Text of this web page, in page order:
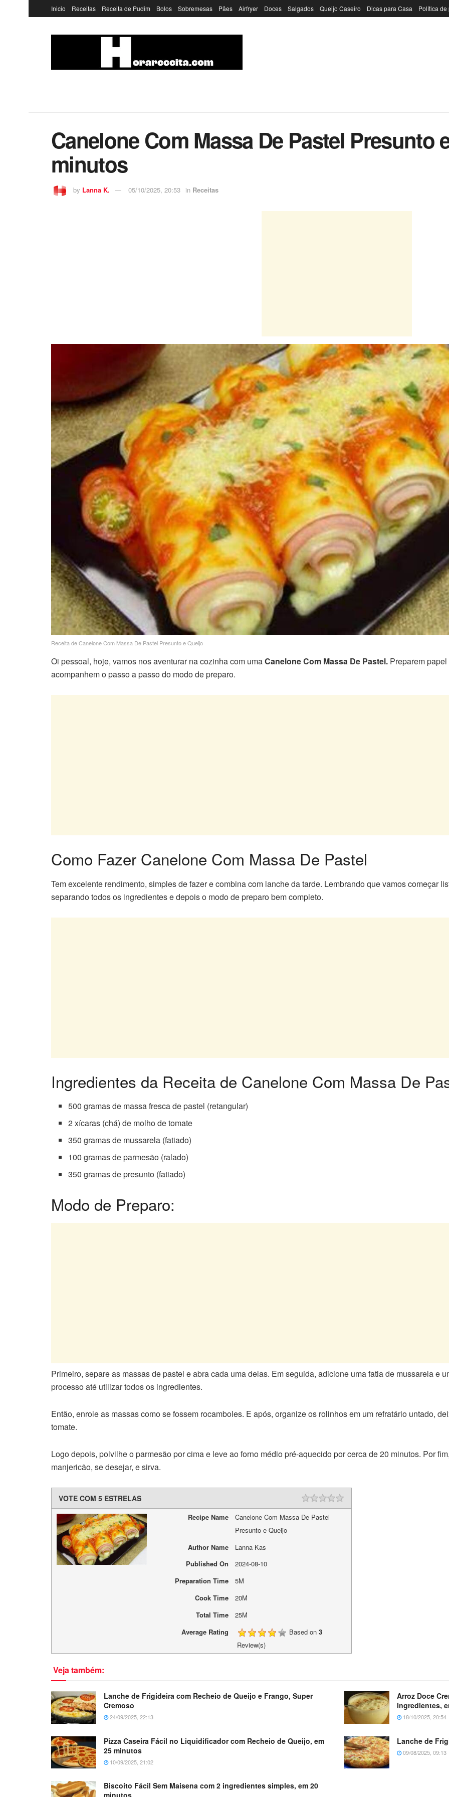
Inicio Receitas Receita de Pudim Bolos Sobremesas Pães Airfryer Doces Salgados Queijo Caseiro Dicas para Casa Política
Canelone Com Massa De Pastel Presunto
minutos
by Lanna K. 05/10/2025, 20:53 in Receitas
Receita de Canelone Com Massa De Pastel Presunto e Queijo
Oi pessoal, hoje, vamos nos aventurar na cozinha com umaCanelone Com Massa De Pastel. Preparem
acompanhem o passo a passo do modo de preparo.
Como Fazer Canelone Com Massa De Pastel
Tem excelente rendimento, simples de fazer e combina com lanche da tarde. Lembrando que vamos começar
separando todos os ingredientes e depois o modo de preparo bem completo.
Ingredientes da Receita de Canelone Com Massa De
500 gramas de massa fresca de pastel (retangular)
2 xícaras (chá) de molho de tomate
350 gramas de mussarela (fatiado)
100 gramas de parmesão (ralado)
350 gramas de presunto (fatiado)
Modo de Preparo:
Primeiro, separe as massas de pastel e abra cada uma delas. Em seguida, adicione uma fatia de mussarela e
processo até utilizar todos os ingredientes.
Então, enrole as massas como se fossem rocamboles. E após, organize os rolinhos em um refratário untado,
tomate.
Logo depois, polvilhe o parmesão por cima e leve ao forno médio pré-aquecido por cerca de 20 minutos. Por
manjericão, se desejar, e sirva.
VOTE COM 5 ESTRELAS
Recipe Name
Canelone Com Massa De Pastel
Presunto e Queijo
Author Name
Lanna Kas
Published On
2024-08-10
Preparation Time
5M
Cook Time
20M
Total Time
25M
Average Rating
Based on 3
Review(s)
Veja também:
Lanche de Frigideira com Recheio de Queijo e Frango, Super
Cremoso
24/09/2025, 22:13
Arroz Doce
Ingredientes,
18/10/2025, 20:54
Pizza Caseira Fácil no Liquidificador com Recheio de Queijo, em
25 minutos
10/09/2025, 21:02
Lanche de
09/08/2025, 09:13
Biscoito Fácil Sem Maisena com 2 ingredientes simples, em 20